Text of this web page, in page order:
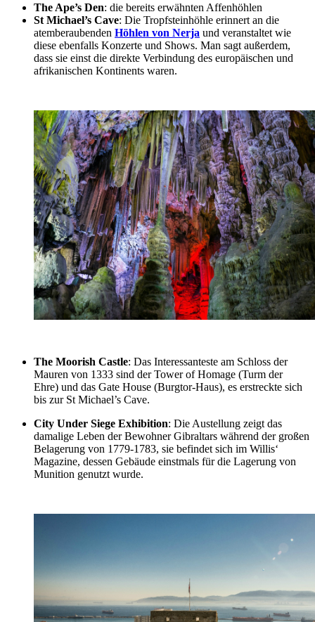
The Ape’s Den: die bereits erwähnten Affenhöhlen
St Michael’s Cave: Die Tropfsteinhöhle erinnert an die
atemberaubenden Höhlen von Nerja und veranstaltet wie
diese ebenfalls Konzerte und Shows. Man sagt außerdem,
dass sie einst die direkte Verbindung des europäischen und
afrikanischen Kontinents waren.
The Moorish Castle: Das Interessanteste am Schloss der
Mauren von 1333 sind der Tower of Homage (Turm der
Ehre) und das Gate House (Burgtor-Haus), es erstreckte sich
bis zur St Michael’s Cave.
City Under Siege Exhibition: Die Austellung zeigt das
damalige Leben der Bewohner Gibraltars während der großen
Belagerung von 1779-1783, sie befindet sich im Willis‘
Magazine, dessen Gebäude einstmals für die Lagerung von
Munition genutzt wurde.